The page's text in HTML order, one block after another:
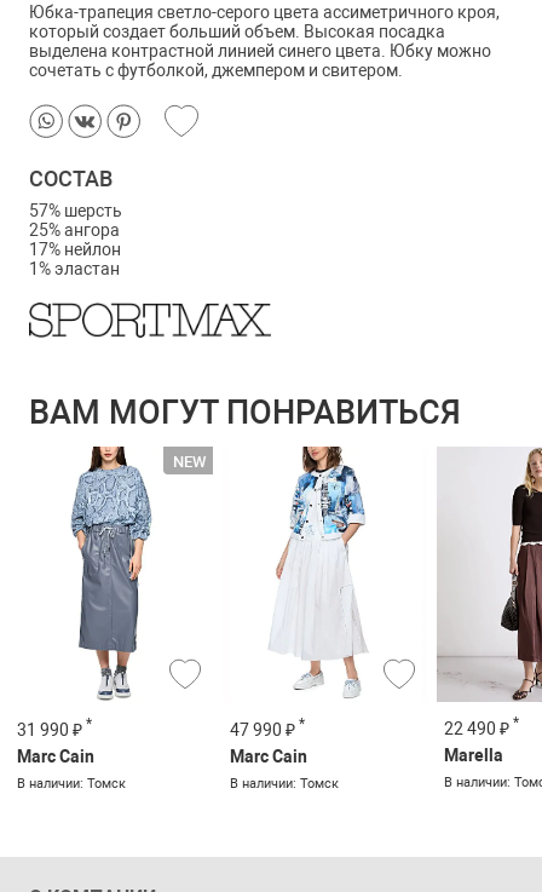
Юбка-трапеция светло-серого цвета ассиметричного кроя,
который создает больший объем. Высокая посадка
выделена контрастной линией синего цвета. Юбку можно
сочетать с футболкой, джемпером и свитером.
СОСТАВ
57% шерсть
25% ангора
17% нейлон
1% эластан
ВАМ МОГУТ ПОНРАВИТЬСЯ
31 990 ₽ *
Marc Cain
В наличии: Томск
47 990 ₽ *
Marc Cain
В наличии: Томск
22 490 ₽ *
Marella
В наличии: